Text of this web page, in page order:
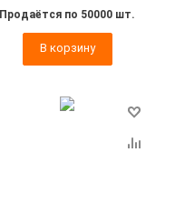
Продаётся по 50000 шт.
В корзину